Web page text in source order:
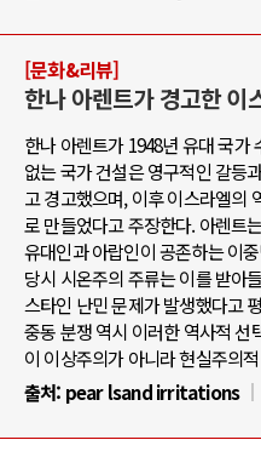
[문화&리뷰]
한나 아렌트가 경고한 이
한나 아렌트가 1948년 유대 국가
없는 국가 건설은 영구적인 갈등
고 경고했으며, 이후 이스라엘의
로 만들었다고 주장한다. 아렌트
유대인과 아랍인이 공존하는 이
당시 시온주의 주류는 이를 받아
스타인 난민 문제가 발생했다고
중동 분쟁 역시 이러한 역사적 선
이 이상주의가 아니라 현실주의
출처: pear lsand irritations